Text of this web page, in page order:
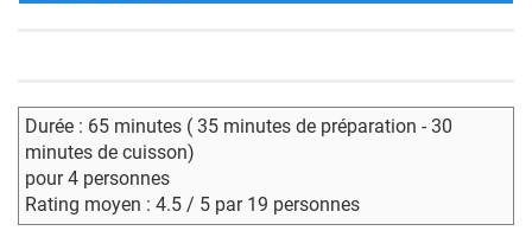
Durée : 65 minutes ( 35 minutes de préparation - 30
minutes de cuisson)
pour 4 personnes
Rating moyen : 4.5 / 5 par 19 personnes